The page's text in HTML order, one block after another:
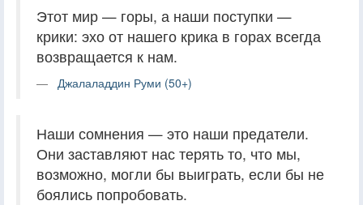
Этот мир — горы, а наши поступки —
крики: эхо от нашего крика в горах всегда
возвращается к нам.
Джалаладдин Руми (50+)
Наши сомнения — это наши предатели.
Они заставляют нас терять то, что мы,
возможно, могли бы выиграть, если бы не
боялись попробовать.